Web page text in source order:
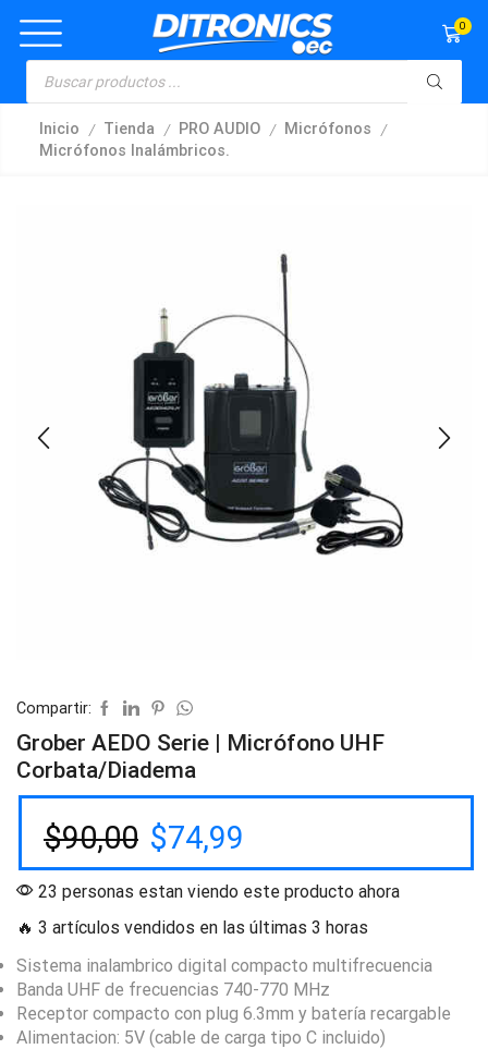
0
Inicio / Tienda / PRO AUDIO / Micrófonos /
Micrófonos Inalámbricos.
Compartir:
Grober AEDO Serie | Micrófono UHF
Corbata/Diadema
$90,00 $74,99
23 personas estan viendo este producto ahora
🔥 3 artículos vendidos en las últimas 3 horas
Sistema inalambrico digital compacto multifrecuencia
Banda UHF de frecuencias 740-770 MHz
Receptor compacto con plug 6.3mm y batería recargable
Alimentacion: 5V (cable de carga tipo C incluido)